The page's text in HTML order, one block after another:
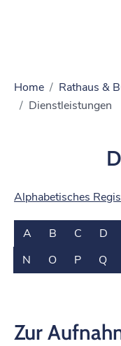
Home Rathaus &
Dienstleistungen
Alphabetisches
A B C D
N
O P Q
Zur